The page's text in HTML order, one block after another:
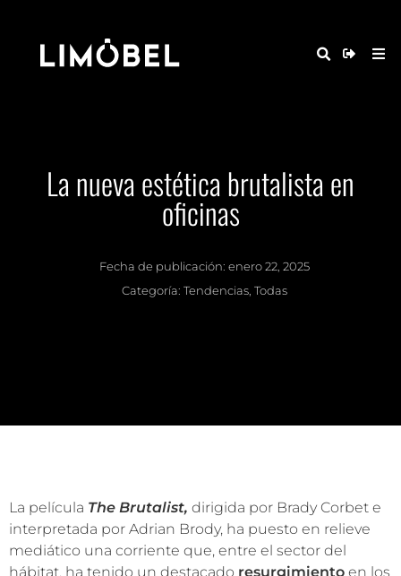
La nueva estética brutalista en
oficinas
Fecha de publicación: enero 22, 2025
Categoría: Tendencias, Todas
La película The Brutalist, dirigida por Brady Corbet e
interpretada por Adrian Brody, ha puesto en relieve
mediático una corriente que, entre el sector del
hábitat, ha tenido un destacado resurgimiento en los